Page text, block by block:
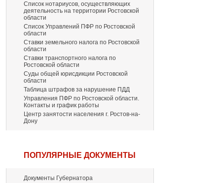
Список нотариусов, осуществляющих
деятельность на территории Ростовской
области
Список Управлений ПФР по Ростовской
области
Ставки земельного налога по Ростовской
области
Ставки транспортного налога по
Ростовской области
Суды общей юрисдикции Ростовской
области
Таблица штрафов за нарушение ПДД
Управления ПФР по Ростовской области.
Контакты и график работы
Центр занятости населения г. Ростов-на-
Дону
ПОПУЛЯРНЫЕ ДОКУМЕНТЫ
Документы Губернатора